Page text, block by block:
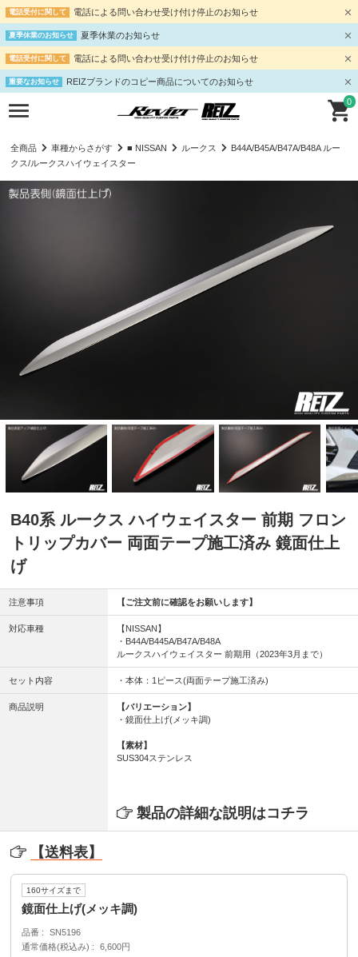
電話受付に関して 電話による問い合わせ受け付け停止のお知らせ
夏季休業のお知らせ 夏季休業のお知らせ
電話受付に関して 電話による問い合わせ受け付け停止のお知らせ
重要なお知らせ REIZブランドのコピー商品についてのお知らせ
0
全商品 車種からさがす ■ NISSAN ルークス
B44A/B45A/B47A/B48A ルー
クス/ルークスハイウェイスター
B40系 ルークス ハイウェイスター 前期 フロン
トリップカバー 両面テープ施工済み 鏡面仕上
げ
注意事項 【ご注文前に確認をお願いします】
対応車種
【NISSAN】
・B44A/B445A/B47A/B48A
ルークスハイウェイスター 前期用（2023年3月まで）
セット内容 ・本体：1ピース(両面テープ施工済み)
商品説明
【バリエーション】
・鏡面仕上げ(メッキ調)
【素材】
SUS304ステンレス
製品の詳細な説明はコチラ
【送料表】
160サイズまで
鏡面仕上げ(メッキ調)
品番
SN5196
通常価格(税込み)
6,600円